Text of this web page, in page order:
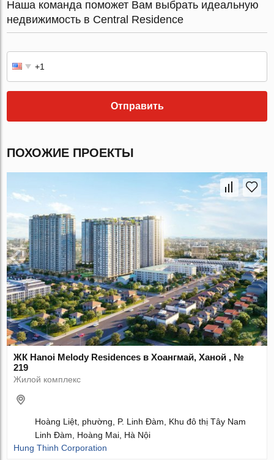
Наша команда поможет Вам выбрать идеальную
недвижимость в Central Residence
Отправить
ПОХОЖИЕ ПРОЕКТЫ
ЖК Hanoi Melody Residences в Хоангмай, Ханой , №
219
Жилой комплекс
Hoàng Liệt, phường, P. Linh Đàm, Khu đô thị Tây Nam
Linh Đàm, Hoàng Mai, Hà Nội
Hung Thinh Corporation